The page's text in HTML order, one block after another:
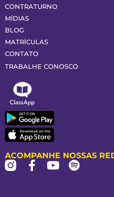
CONTRATURNO
MÍDIAS
BLOG
MATRÍCULAS
CONTATO
TRABALHE CONOSCO
ACOMPANHE NOSSAS